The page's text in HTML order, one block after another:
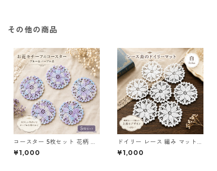
その他の商品
コースター 5枚セット 花柄 レ
ース 手編み ブルー パープル s
2 ギフト
¥1,000
ドイリー レース 編み マット
白 コースター s1
¥1,000